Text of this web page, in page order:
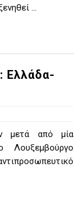
...
Ελλάδα-
μετά από μία
Λουξεμβούργο